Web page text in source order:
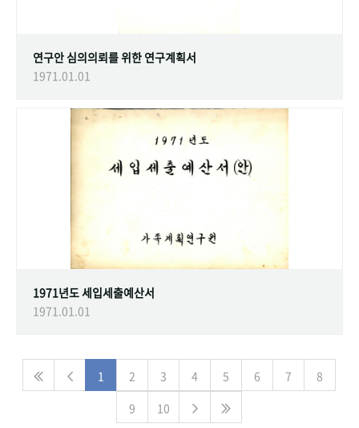
연구안 심의의뢰를 위한 연구계획서
1971.01.01
1971년도 세입세출예산서
1971.01.01
1 2 3 4 5 6 7
8
9
10